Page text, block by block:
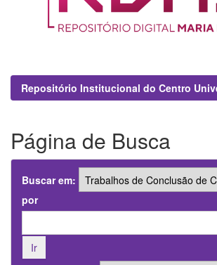
Repositório Institucional do Centro
Página de Busca
Buscar em:
por